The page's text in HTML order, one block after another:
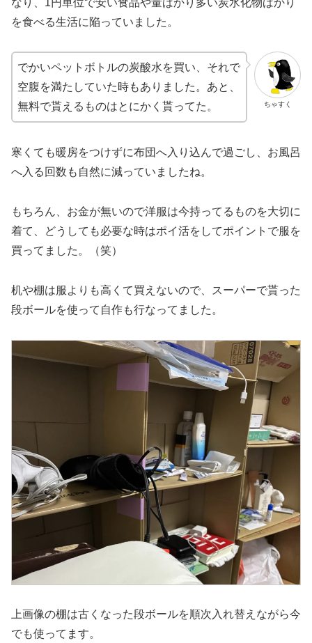
を食べる生活に陥っていました。
ちゃすく
でかいペットボトルの炭酸水を買い、それで
空腹を満たしていた時もありました。あと、
無料で貰えるものはとにかく貰ってた。
寒くても暖房をつけずに布団へ入り込んで過ごし、お風呂
へ入る回数も自然に減っていましたね。
もちろん、お金が無いので洋服は今持ってるものを大切に
着て、どうしても必要な時はポイ活をしてポイントで服を
買ってました。（笑）
机や棚は服よりも高くて買えないので、スーパーで貰った
段ボールを使って自作も行なってました。
上画像の棚は古くなった段ボールを順次入れ替えながら今
でも使ってます。